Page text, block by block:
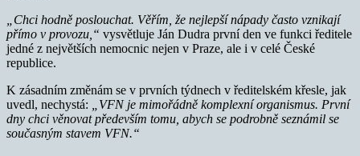
„Chci hodně poslouchat. Věřím, že nejlepší nápady často vznikají
přímo v provozu,“ vysvětluje Ján Dudra první den ve funkci ředitele
jedné z největších nemocnic nejen v Praze, ale i v celé České
republice.
K zásadním změnám se v prvních týdnech v ředitelském křesle, jak
uvedl, nechystá:
„VFN je mimořádně komplexní organismus. První
dny chci věnovat především tomu, abych se podrobně seznámil se
současným stavem VFN.“